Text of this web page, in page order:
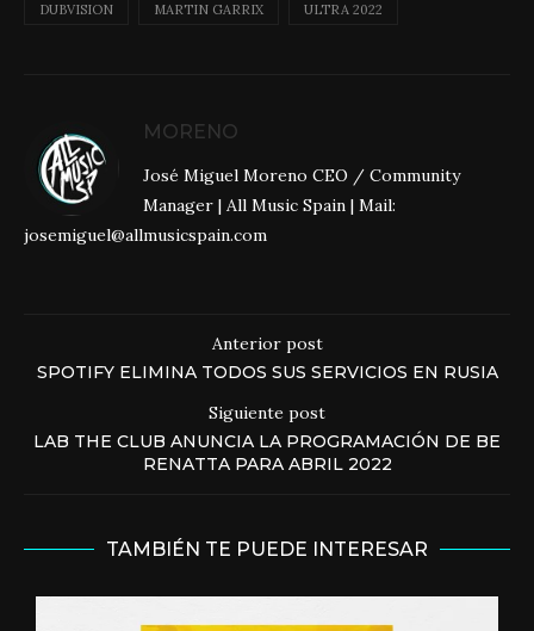
DUBVISION MARTIN GARRIX ULTRA 2022
MORENO
José Miguel Moreno CEO / Community
Manager | All Music Spain | Mail:
josemiguel@allmusicspain.com
Anterior post
SPOTIFY ELIMINA TODOS SUS SERVICIOS EN RUSIA
Siguiente post
LAB THE CLUB ANUNCIA LA PROGRAMACIÓN DE BE
RENATTA PARA ABRIL 2022
TAMBIÉN TE PUEDE INTERESAR